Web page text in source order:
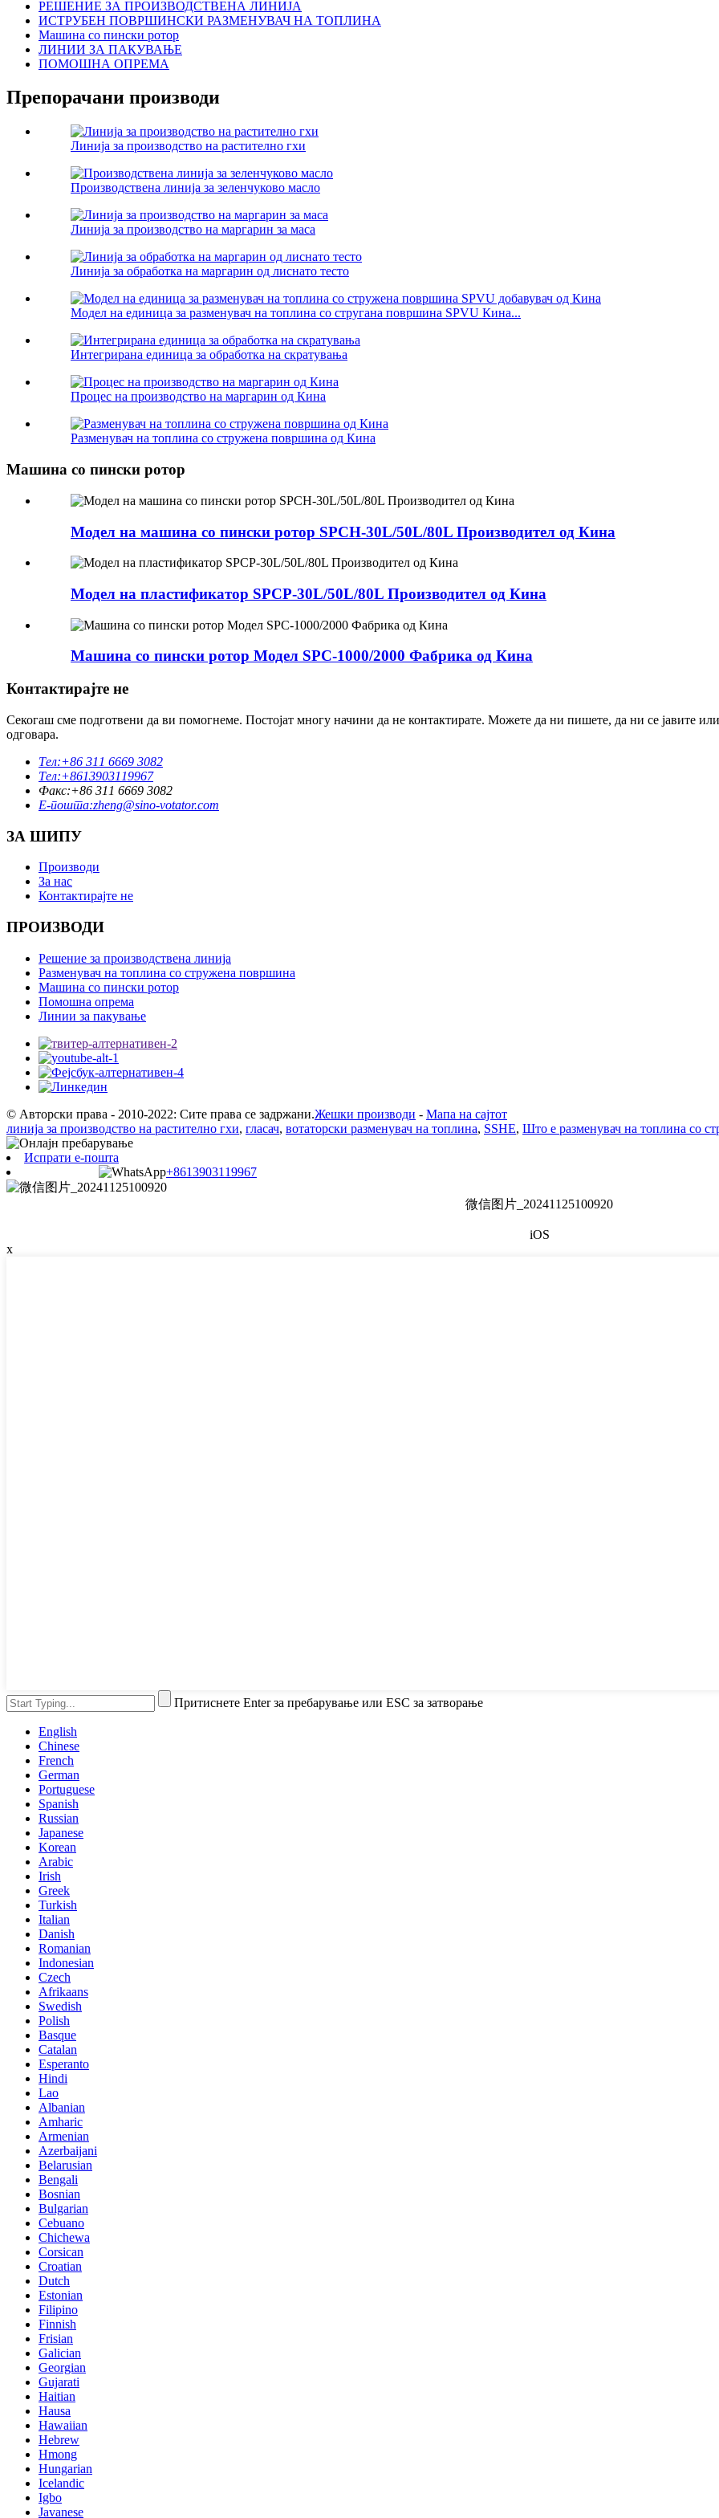
РЕШЕНИЕ ЗА ПРОИЗВОДСТВЕНА ЛИНИЈА
ИСТРУБЕН ПОВРШИНСКИ РАЗМЕНУВАЧ НА ТОПЛИНА
Машина со пински ротор
ЛИНИИ ЗА ПАКУВАЊЕ
ПОМОШНА ОПРЕМА
Препорачани производи
Линија за производство на растително гхи
Производствена линија за зеленчуково масло
Линија за производство на маргарин за маса
Линија за обработка на маргарин од лиснато тесто
Модел на единица за разменувач на топлина со стругана површина SPVU Кина...
Интегрирана единица за обработка на скратувања
Процес на производство на маргарин од Кина
Разменувач на топлина со стружена површина од Кина
Машина со пински ротор
Модел на машина со пински ротор SPCH-30L/50L/80L Производител од Кина
Модел на пластификатор SPCP-30L/50L/80L Производител од Кина
Машина со пински ротор Модел SPC-1000/2000 Фабрика од Кина
Контактирајте не
Секогаш сме подготвени да ви помогнеме. Постојат многу начини да не контактирате. Можете да ни пишете, да ни се јавите
одговара.
Тел:+86 311 6669 3082
Тел:+8613903119967
Факс:+86 311 6669 3082
Е-пошта:zheng@sino-votator.com
ЗА ШИПУ
Производи
За нас
Контактирајте не
ПРОИЗВОДИ
Решение за производствена линија
Разменувач на топлина со стружена површина
Машина со пински ротор
Помошна опрема
Линии за пакување
© Авторски права - 2010-2022: Сите права се задржани.Жешки производи - Мапа на сајтот
линија за производство на растително гхи, гласач, вотаторски разменувач на топлина, SSHE, Што е разменувач на топлина со
Испрати е-пошта
+8613903119967
微信图片_20241125100920
iOS
x
Притиснете Enter за пребарување или ESC за затворање
English
Chinese
French
German
Portuguese
Spanish
Russian
Japanese
Korean
Arabic
Irish
Greek
Turkish
Italian
Danish
Romanian
Indonesian
Czech
Afrikaans
Swedish
Polish
Basque
Catalan
Esperanto
Hindi
Lao
Albanian
Amharic
Armenian
Azerbaijani
Belarusian
Bengali
Bosnian
Bulgarian
Cebuano
Chichewa
Corsican
Croatian
Dutch
Estonian
Filipino
Finnish
Frisian
Galician
Georgian
Gujarati
Haitian
Hausa
Hawaiian
Hebrew
Hmong
Hungarian
Icelandic
Igbo
Javanese